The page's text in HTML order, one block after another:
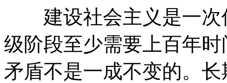
建设社会主义是一次
级阶段至少需要上百年
矛盾不是一成不变的。